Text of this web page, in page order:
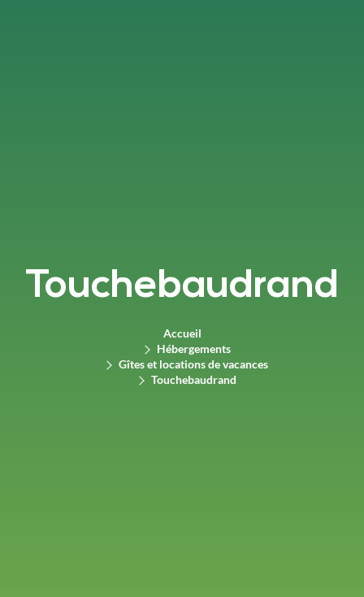
Touchebaudrand
Accueil
Hébergements
Gîtes et locations de vacances
Touchebaudrand